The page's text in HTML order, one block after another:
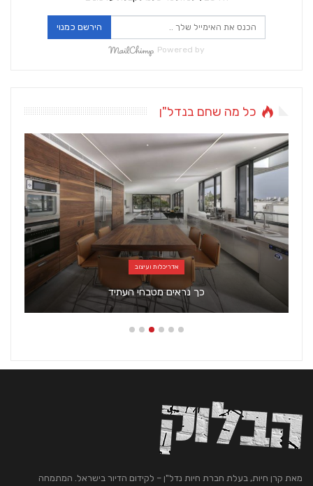
הירשם כמנוי
Powered by
כל מה שחם בנדל"ן
כל מה שחם בנדל"ן
"אנחנו מאמינות שמאחורי כל נכס מסתתר סיפור אנושי"
מאת קרן חיות, בעלת חברת חיות נדל"ן – לקידום הדיור בישראל. המתמחה